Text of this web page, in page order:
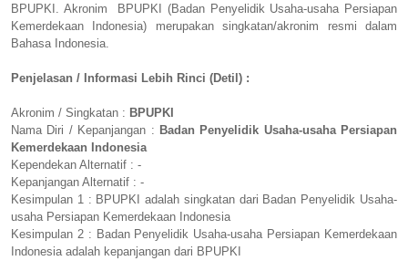
BPUPKI. Akronim BPUPKI (Badan Penyelidik Usaha-usaha Persiapan
Kemerdekaan Indonesia) merupakan singkatan/akronim resmi dalam
Bahasa Indonesia.
Penjelasan / Informasi Lebih Rinci (Detil) :
Akronim / Singkatan : BPUPKI
Nama Diri / Kepanjangan : Badan Penyelidik Usaha-usaha Persiapan
Kemerdekaan Indonesia
Kependekan Alternatif : -
Kepanjangan Alternatif : -
Kesimpulan 1 : BPUPKI adalah singkatan dari Badan Penyelidik Usaha-
usaha Persiapan Kemerdekaan Indonesia
Kesimpulan 2 : Badan Penyelidik Usaha-usaha Persiapan Kemerdekaan
Indonesia adalah kepanjangan dari BPUPKI